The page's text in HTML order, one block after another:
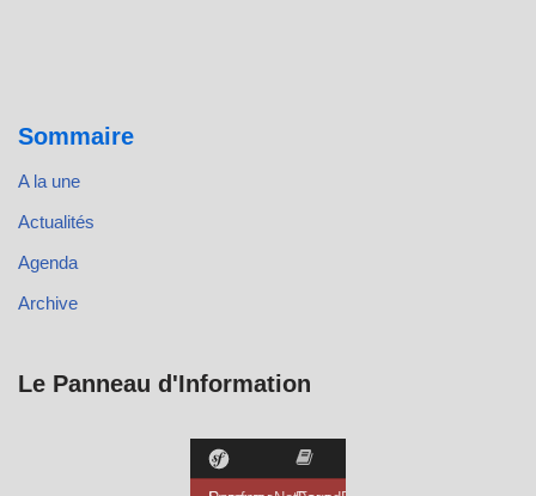
Sommaire
A la une
Actualités
Agenda
Archive
Le Panneau d'Information